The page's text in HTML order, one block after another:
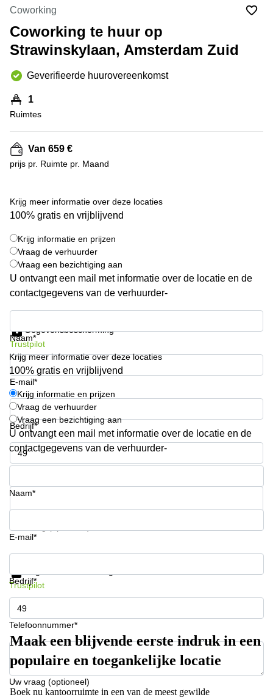
Hengelo
Hilversum
Hoofddorp
Deventer
Rotterdam
Tiel
Zwolle
Bodegraven-
Reeuwijk
Business
center
Arnhem
Business
Amsterdam
Westpoort
Business
center
Hilversum
Den
Haag
space
Breda
Coworking
Arnhem
Coworking
space
Hilversum
Coworking
space
Zwolle
Coworking
Haarlem
Kantoor
Huren
Hengelo
Nijmegen
Coworking
Coworking te huur op
Strawinskylaan, Amsterdam Zuid
Geverifieerde huurovereenkomst
1
Ruimtes
Van 659 €
prijs pr. Ruimte pr. Maand
Krijg meer informatie over deze locaties
100% gratis en vrijblijvend
Krijg informatie en prijzen
Vraag de verhuurder
Vraag een bezichtiging aan
U ontvangt een mail met informatie over de locatie en de
contactgegevens van de verhuurder-
Naam*
E-mail*
Bedrijf*
Telefoonnummer*
Gegevensbescherming
Trustpilot
Krijg meer informatie over deze locaties
100% gratis en vrijblijvend
Krijg informatie en prijzen
Vraag de verhuurder
Vraag een bezichtiging aan
U ontvangt een mail met informatie over de locatie en de
contactgegevens van de verhuurder-
Naam*
E-mail*
Bedrijf*
Telefoonnummer*
Uw vraag (optioneel)
Krijg informatie en prijzen
Trustpilot
Maak een blijvende eerste indruk in een
populaire en toegankelijke locatie
Boek nu kantoorruimte in een van de meest gewilde